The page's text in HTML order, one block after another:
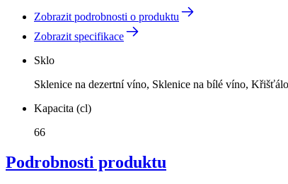
Zobrazit podrobnosti o produktu
Zobrazit specifikace
Sklo
Sklenice na dezertní víno, Sklenice na bílé víno,
Kapacita (cl)
66
Podrobnosti produktu